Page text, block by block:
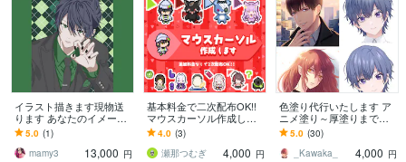
イラスト描きます現物送
ります あなたのイメージ
を形にします思うままに
お伝えください
5.0 (1)
mamy3
13,000 円
基本料金で二次配布OK!!
マウスカーソル作成しま
す あなただけのマウスカ
ーソルを作成します!!
4.0 (3)
瀬那つむぎ
4,000 円
色塗り代行いたします ア
ニメ塗り～厚塗りまで！
（ゴースト可 ※オプショ
ン）
5.0 (30)
_Kawaka_
4,000 円